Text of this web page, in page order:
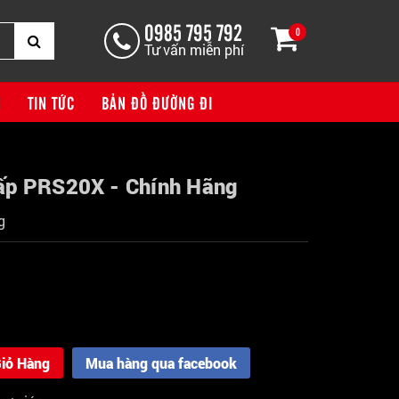
0
0985 795 792
Tư vấn miễn phí
TIN TỨC BẢN ĐỒ ĐƯỜNG ĐI
PRS20X - Chính Hãng
Hàng Mua hàng qua facebook